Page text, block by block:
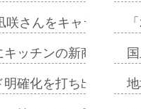
咲さんをキャラクタ
キッチンの新商品=「
明確化を打ち出す=年